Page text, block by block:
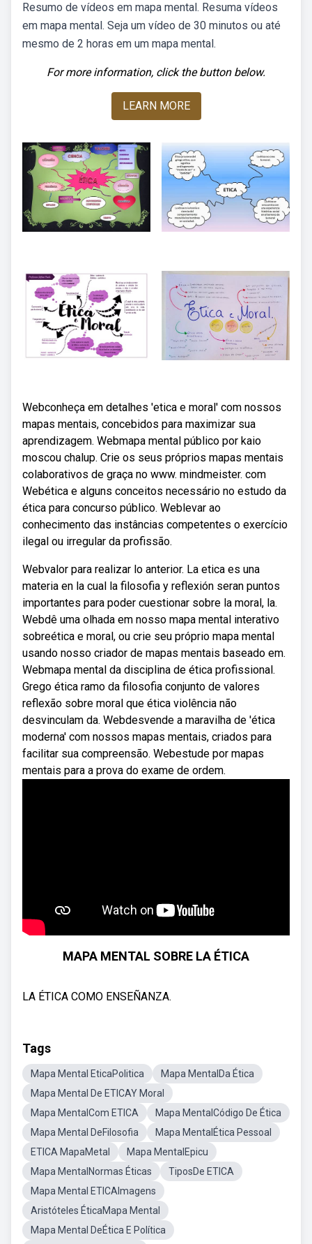
Resumo de vídeos em mapa mental. Resuma vídeos
em mapa mental. Seja um vídeo de 30 minutos ou até
mesmo de 2 horas em um mapa mental.
For more information, click the button below.
LEARN MORE
Webconheça em detalhes 'etica e moral' com nossos
mapas mentais, concebidos para maximizar sua
aprendizagem. Webmapa mental público por kaio
moscou chalup. Crie os seus próprios mapas mentais
colaborativos de graça no www. mindmeister. com
Webética e alguns conceitos necessário no estudo da
ética para concurso público. Weblevar ao
conhecimento das instâncias competentes o exercício
ilegal ou irregular da profissão.
Webvalor para realizar lo anterior. La etica es una
materia en la cual la filosofia y reflexión seran puntos
importantes para poder cuestionar sobre la moral, la.
Webdê uma olhada em nosso mapa mental interativo
sobreética e moral, ou crie seu próprio mapa mental
usando nosso criador de mapas mentais baseado em.
Webmapa mental da disciplina de ética profissional.
Grego ética ramo da filosofia conjunto de valores
reflexão sobre moral que ética violência não
desvinculam da. Webdesvende a maravilha de 'ética
moderna' com nossos mapas mentais, criados para
facilitar sua compreensão. Webestude por mapas
mentais para a prova do exame de ordem.
MAPA MENTAL SOBRE LA ÉTICA
LA ÉTICA COMO ENSEÑANZA.
Tags
Mapa Mental EticaPolitica
Mapa MentalDa Ética
Mapa Mental De ETICAY Moral
Mapa MentalCom ETICA
Mapa MentalCódigo De Ética
Mapa Mental DeFilosofia
Mapa MentalÉtica Pessoal
ETICA MapaMetal
Mapa MentalEpicu
Mapa MentalNormas Éticas
TiposDe ETICA
Mapa Mental ETICAImagens
Aristóteles ÉticaMapa Mental
Mapa Mental DeÉtica E Política